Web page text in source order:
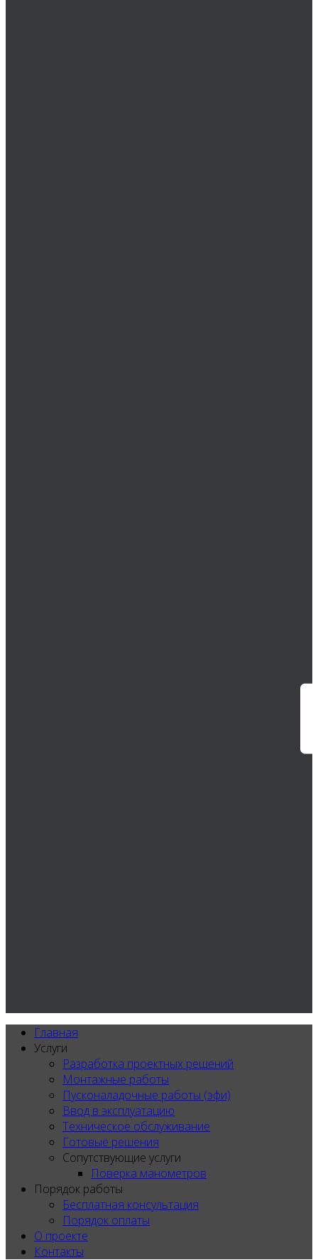
Главная
Услуги
Разработка проектных решений
Монтажные работы
Пусконаладочные работы (эфи)
Ввод в эксплуатацию
Техническое обслуживание
Готовые решения
Сопутствующие услуги
Поверка манометров
Порядок работы
Бесплатная консультация
Порядок оплаты
О проекте
Контакты